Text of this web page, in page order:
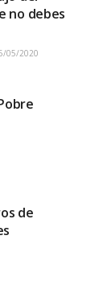
no debes
05/2020
de